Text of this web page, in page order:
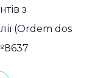
з
(Ordem dos